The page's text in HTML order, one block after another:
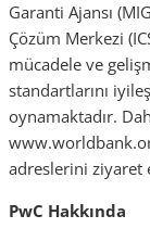
Garanti Ajansı
Çözüm Merkezi
mücadele ve
standartlarını
oynamaktadır.
adreslerini ziyaret
PwC Hakkında